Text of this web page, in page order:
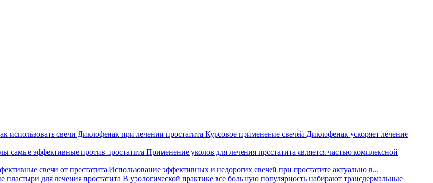
использовать свечи Диклофенак при лечении простатита Курсовое применение свечей Диклофенак ускоряет лечение
самые эффективные против простатита Применение уколов для лечения простатита является частью комплексной
свечи от простатита Использование эффективных и недорогих свечей при простатите актуально в...
пластыри для лечения простатита В урологической практике все большую популярность набирают трансдермальные